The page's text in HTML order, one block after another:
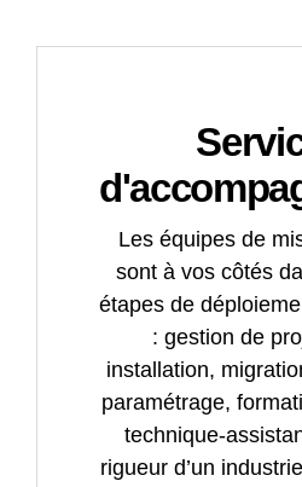
Les équipes de
sont à vos côtés
étapes de
: gestion de
installation,
paramétrage,
technique-
rigueur d’un